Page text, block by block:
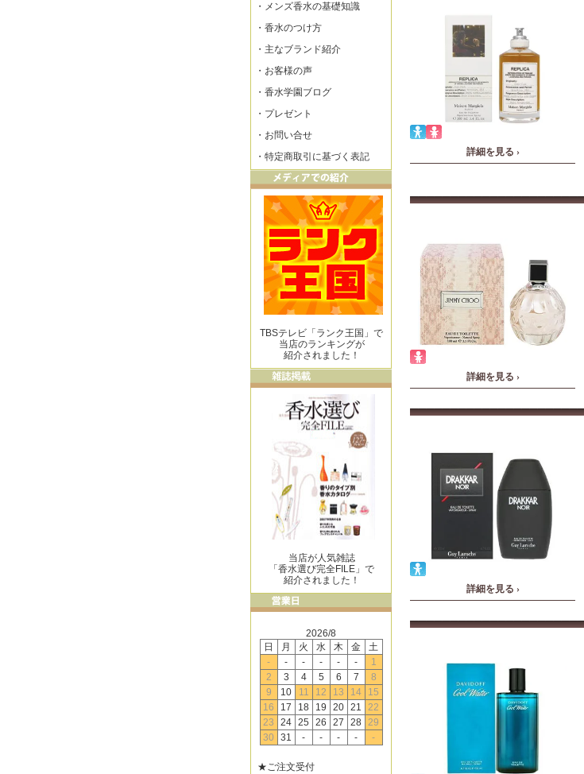
詳細を見る ›
詳細を見る ›
詳細を見る ›
・ メンズ香水の基礎知識
・ 香水のつけ方
・ 主なブランド紹介
・ お客様の声
・ 香水学園ブログ
・ プレゼント
・ お問い合せ
・ 特定商取引に基づく表記
TBSテレビ「ランク王国」で
当店のランキングが
紹介されました！
当店が人気雑誌
「香水選び完全FILE」で
紹介されました！
2026/8
日
月 火 水 木 金
土
-
- - - - -
1
2
3 4 5 6 7
8
9
10 11 12 13 14
15
16
17 18 19 20 21
22
23
24 25 26 27 28 29
30
31 - - - - -
★ご注文受付